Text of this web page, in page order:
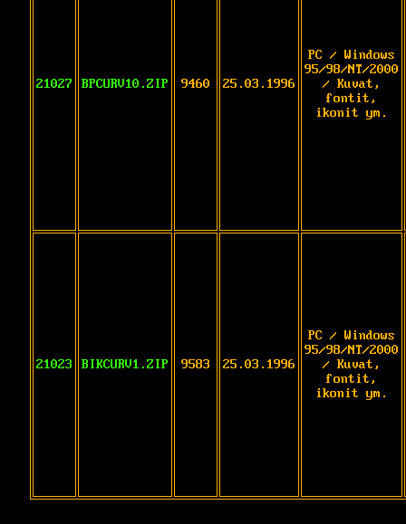
21027 BPCURV10.ZIP 9460 25.03.1996
PC / Windows
95/98/NT/2000
/ Kuvat,
fontit,
ikonit ym.
21023 BIKCURV1.ZIP 9583 25.03.1996
PC / Windows
95/98/NT/2000
/ Kuvat,
fontit,
ikonit ym.